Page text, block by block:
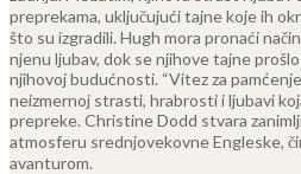
preprekama, uključujući tajne koje ih
što su izgradili. Hugh mora pronaći
njenu ljubav, dok se njihove tajne
njihovoj budućnosti. “Vitez za
neizmernoj strasti, hrabrosti i ljubavi
prepreke. Christine Dodd stvara
atmosferu srednjovekovne Engleske,
avanturom.